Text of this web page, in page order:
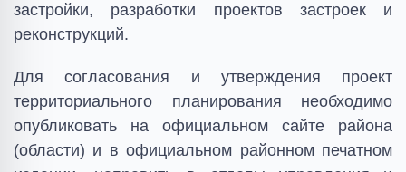
застройки, разработки проектов застроек и
реконструкций.
Для согласования и утверждения проект
территориального планирования необходимо
опубликовать на официальном сайте района
(области) и в официальном районном печатном